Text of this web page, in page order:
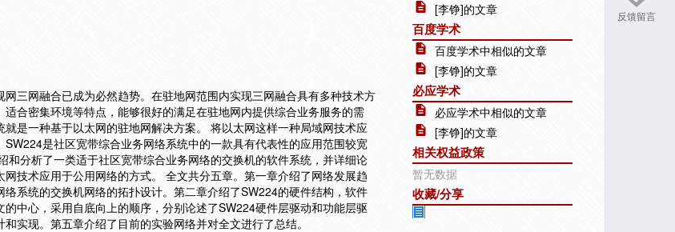
反馈留言
三网融合已成为必然趋势。在驻地网范围内实现三网融合具有多种技术方
合密集环境等特点，能够很好的满足在驻地网内提供综合业务服务的需
是一种基于以太网的驻地网解决方案。 将以太网这样一种局域网技术应
是社区宽带综合业务网络系统中的一款具有代表性的应用范围较宽
和分析了一类适于社区宽带综合业务网络的交换机的软件系统，并详细论
技术应用于公用网络的方式。 全文共分五章。第一章介绍了网络发展趋
系统的交换机网络的拓扑设计。第二章介绍了SW224的硬件结构，软件
中心，采用自底向上的顺序，分别论述了SW224硬件层驱动和功能层驱
实现。第五章介绍了目前的实验网络并对全文进行了总结。
[李铮]的文章
百度学术
百度学术中相似的文章
[李铮]的文章
必应学术
必应学术中相似的文章
[李铮]的文章
相关权益政策
暂无数据
收藏/分享